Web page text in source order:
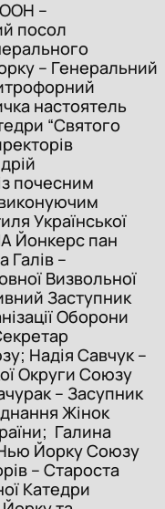
–
посол
– Генеральний
настоятель
“Святого
почесним
Української
Йонкерс пан
Галів –
Визвольної
Заступник
Оборони
Надія Савчук –
Округи Союзу
– Засупник
Жінок
Галина
Йорку Союзу
– Староста
Катедри